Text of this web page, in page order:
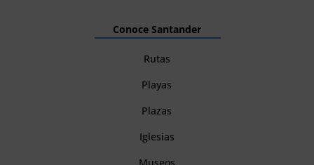
Conoce Santander
Rutas
Playas
Plazas
Iglesias